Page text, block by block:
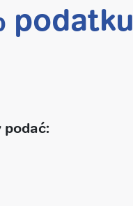
podatku
podać: